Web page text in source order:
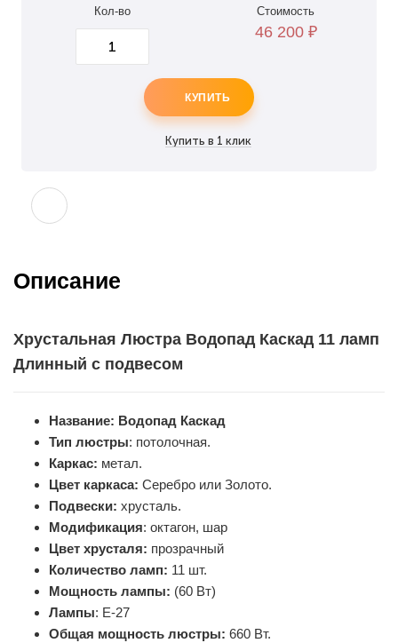
Кол-во Стоимость
46 200 ₽
КУПИТЬ
Описание
Хрустальная Люстра Водопад Каскад 11 ламп
Длинный с подвесом
Название: Водопад Каскад
Тип люстры: потолочная.
Каркас: метал.
Цвет каркаса: Серебро или Золото.
Подвески: хрусталь.
Модификация: октагон, шар
Цвет хрусталя: прозрачный
Количество ламп: 11 шт.
Мощность лампы: (60 Вт)
Лампы: Е-27
Общая мощность люстры: 660 Вт.